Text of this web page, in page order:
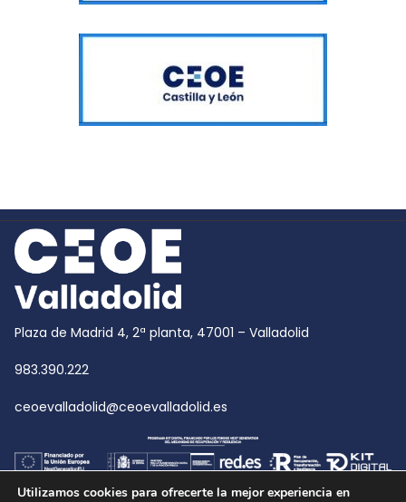
Plaza de Madrid 4, 2ª planta, 47001 – Valladolid
983.390.222
ceoevalladolid@ceoevalladolid.es
Utilizamos cookies para ofrecerte la mejor experiencia en